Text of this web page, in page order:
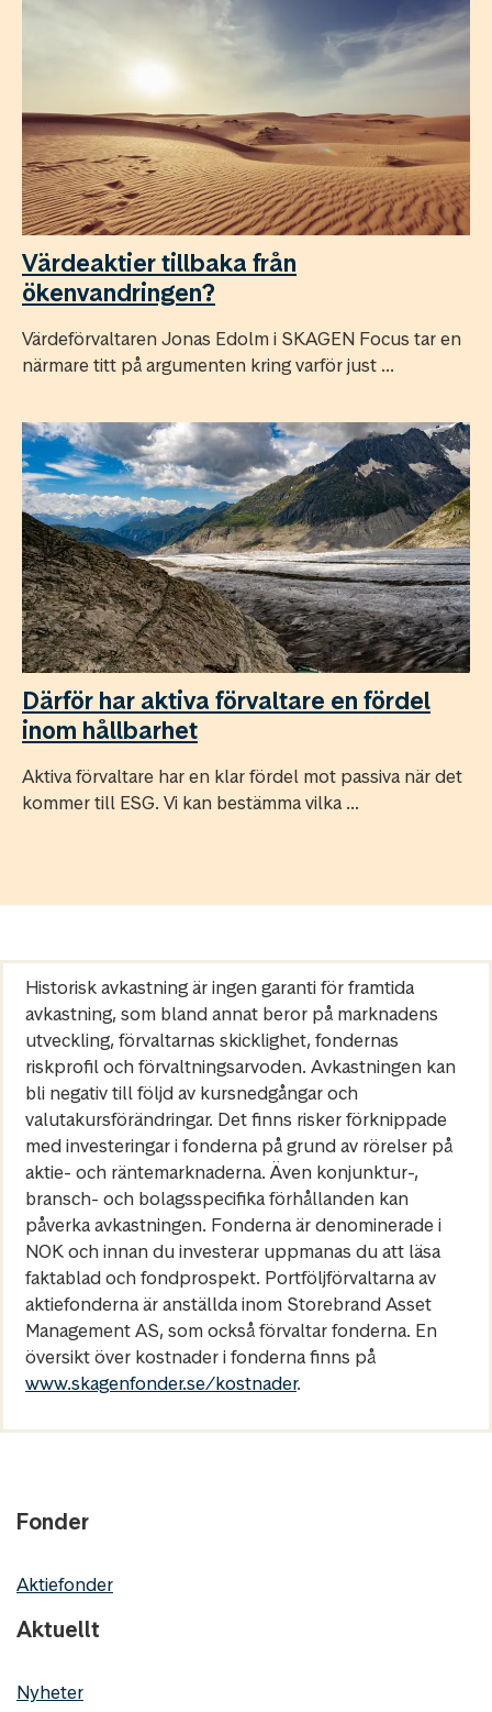
Värdeaktier tillbaka från
ökenvandringen?
Värdeförvaltaren Jonas Edolm i SKAGEN Focus tar en
närmare titt på argumenten kring varför just ...
Därför har aktiva förvaltare en fördel
inom hållbarhet
Aktiva förvaltare har en klar fördel mot passiva när det
kommer till ESG. Vi kan bestämma vilka ...
Historisk avkastning är ingen garanti för framtida
avkastning, som bland annat beror på marknadens
utveckling, förvaltarnas skicklighet, fondernas
riskprofil och förvaltningsarvoden. Avkastningen kan
bli negativ till följd av kursnedgångar och
valutakursförändringar. Det finns risker förknippade
med investeringar i fonderna på grund av rörelser på
aktie- och räntemarknaderna. Även konjunktur-,
bransch- och bolagsspecifika förhållanden kan
påverka avkastningen. Fonderna är denominerade i
NOK och innan du investerar uppmanas du att läsa
faktablad och fondprospekt. Portföljförvaltarna av
aktiefonderna är anställda inom Storebrand Asset
Management AS, som också förvaltar fonderna. En
översikt över kostnader i fonderna finns på
www.skagenfonder.se/kostnader.
Fonder
Aktiefonder
Aktuellt
Nyheter